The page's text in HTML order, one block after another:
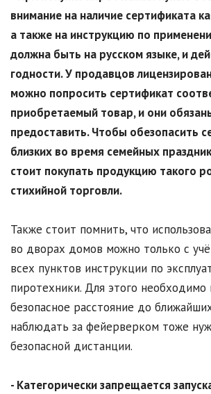
внимание на наличие сертификата
а также на инструкцию по
должна быть на русском языке, и
годности. У продавцов
можно попросить сертификат
приобретаемый товар, и они
предоставить. Чтобы обезопасить
близких во время семейных
стоит покупать продукцию такого
стихийной торговли.
Также стоит помнить, что
во дворах домов можно только с
всех пунктов инструкции по
пиротехники. Для этого необходимо
безопасное расстояние до
наблюдать за фейерверком тоже
безопасной дистанции.
- Категорически запрещается